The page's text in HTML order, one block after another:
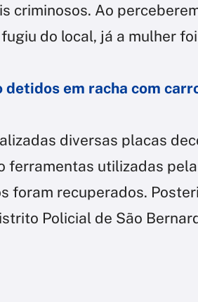
criminosos. Ao
do local, já a mulher
detidos em racha com
diversas placas
ferramentas utilizadas
foram recuperados.
Policial de São